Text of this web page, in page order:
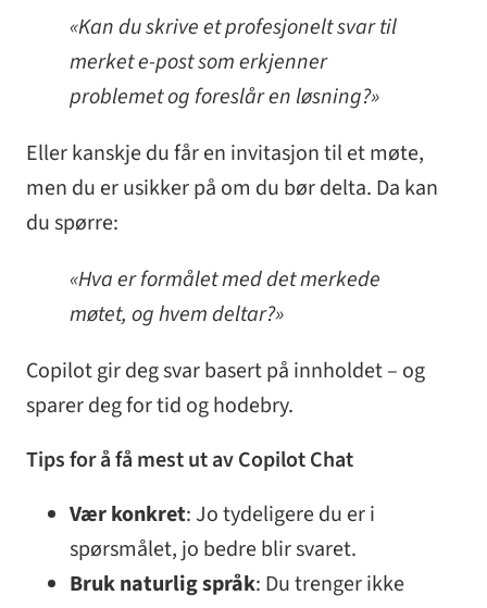
«Kan du skrive et profesjonelt svar til
merket e-post som erkjenner
problemet og foreslår en løsning?»
Eller kanskje du får en invitasjon til et møte,
men du er usikker på om du bør delta. Da kan
du spørre:
«Hva er formålet med det merkede
møtet, og hvem deltar?»
Copilot gir deg svar basert på innholdet – og
sparer deg for tid og hodebry.
Tips for å få mest ut av Copilot Chat
Vær konkret: Jo tydeligere du er i
spørsmålet, jo bedre blir svaret.
Bruk naturlig språk: Du trenger ikke